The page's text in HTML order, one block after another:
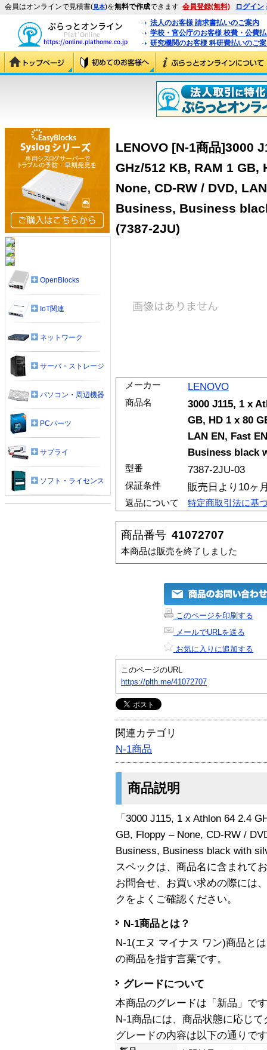
会員はオンラインで見積書(見本)を無料で作成できます 会員登録(無料) ログイン
法人のお客様 請求書払いのご案内
学校・官公庁のお客様 校費・公費
研究機関のお客様 科研費払いのご
LENOVO [N-1商品]3000
GHz/512 KB, RAM 1 GB,
None, CD-RW / DVD,
Business, Business
(7387-2JU)
メーカー LENOVO
商品名
3000 J115, 1 x
GB, HD 1 x 80
LAN EN, Fast
Business black
型番 7387-2JU-03
保証条件 販売日より10ヶ
返品について 特定商取引法に基
商品番号 41072707
本商品は販売を終了しました
このページを印刷する
メールでURLを送る
お気に入りに追加する
このページのURL
https://plth.me/41072707
関連カテゴリ
N-1商品
商品説明
「3000 J115, 1 x Athlon 64 2.4
GB, Floppy – None, CD-RW /
Business, Business black with
スペックは、商品名に含まれて
お問合せ、お買い求めの際には
クをよくご確認ください。
N-1商品とは？
N-1(エヌ マイナス ワン)商品と
の商品を指す言葉です。
グレードについて
本商品のグレードは「新品」です
N-1商品には、商品状態に応じ
グレードの内容は以下の通りで
OpenBlocks
IoT関連
ネットワーク
サーバ・ストレージ
パソコン・周辺機器
PCパーツ
サプライ
ソフト・ライセンス